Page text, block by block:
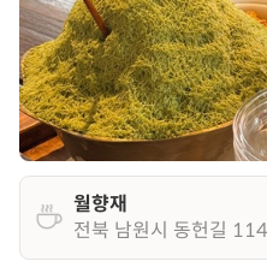
월향재
전북 남원시 동헌길 114